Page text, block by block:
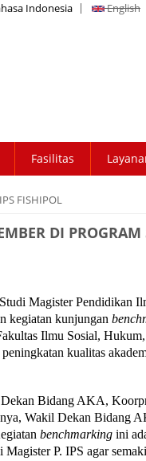
Indonesia English
Fasilitas
FISHIPOL
DI
Magister Pendidikan
kegiatan kunjungan
Ilmu Sosial,
kualitas
Bidang AKA,
Wakil Dekan Bidang
benchmarking ini
P. IPS agar